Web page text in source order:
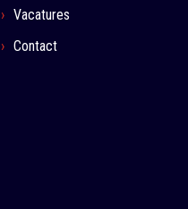
Vacatures
Contact